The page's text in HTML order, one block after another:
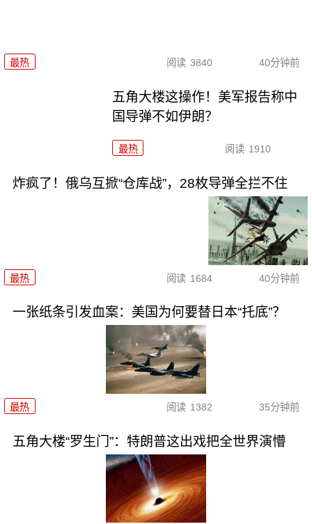
最热 阅读 3840 40分钟前
五角大楼这操作！美军报告称中
国导弹不如伊朗？
最热 阅读 1910
炸疯了！俄乌互掀“仓库战”，28枚导弹全拦不住
最热 阅读 1684 40分钟前
一张纸条引发血案：美国为何要替日本“托底”？
最热 阅读 1382 35分钟前
五角大楼“罗生门”：特朗普这出戏把全世界演懵